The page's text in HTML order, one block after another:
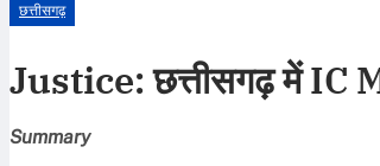
छत्तीसगढ़
Justice: छत्तीसगढ़ में IC
Summary